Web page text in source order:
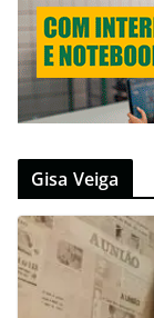
Gisa Veiga